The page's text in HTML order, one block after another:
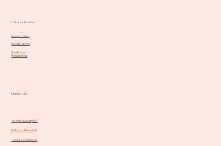
Todos os Produtos
Hora da Leitura
Hora do Lanche
Para Brincar
Para Decorar
LINKS ÚTEIS
Termos & Condições
Política de Privacidade
Trocas & Reembolso